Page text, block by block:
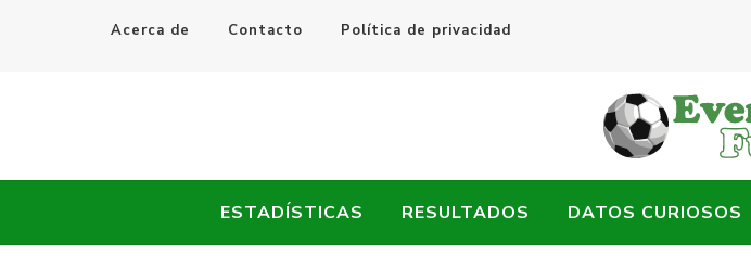
Acerca de Contacto Política de privacidad
Every Fútbol
ESTADÍSTICAS RESULTADOS DATOS CURIOSOS